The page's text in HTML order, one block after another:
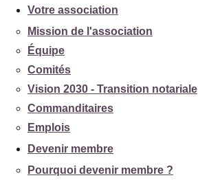
Votre association
Mission de l'association
Équipe
Comités
Vision 2030 - Transition notariale
Commanditaires
Emplois
Devenir membre
Pourquoi devenir membre ?